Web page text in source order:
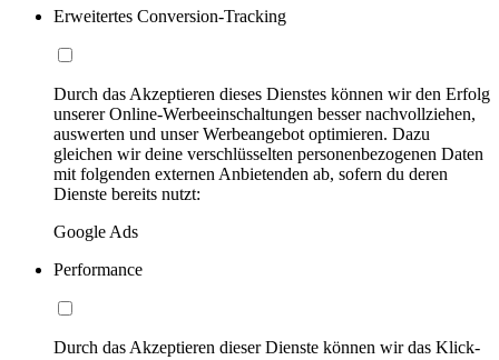
Erweitertes Conversion-Tracking
Durch das Akzeptieren dieses Dienstes können wir den Erfolg
unserer Online-Werbeeinschaltungen besser nachvollziehen,
auswerten und unser Werbeangebot optimieren. Dazu
gleichen wir deine verschlüsselten personenbezogenen Daten
mit folgenden externen Anbietenden ab, sofern du deren
Dienste bereits nutzt:
Google Ads
Performance
Durch das Akzeptieren dieser Dienste können wir das Klick-